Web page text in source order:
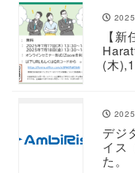
【
(木
デジ
イス
た。